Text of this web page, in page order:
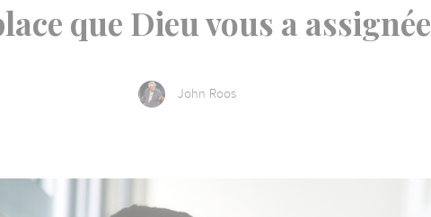
que Dieu vous a assignée
John Roos